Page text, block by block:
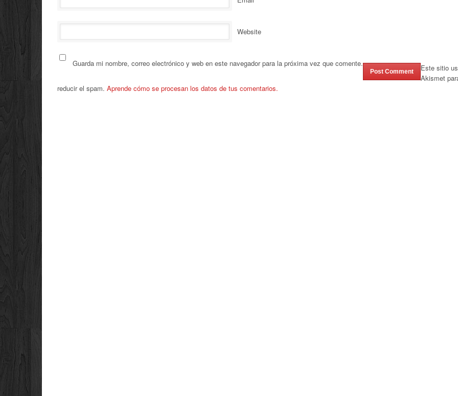
Website
Guarda mi nombre, correo electrónico y web en este navegador para la próxima vez que comente.
Este sitio
Akismet
reducir el spam. Aprende cómo se procesan los datos de tus comentarios.